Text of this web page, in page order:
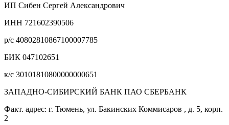
ИП Сибен Сергей Александрович
ИНН 721602390506
р/с 40802810867100007785
БИК 047102651
к/с 30101810800000000651
ЗАПАДНО-СИБИРСКИЙ БАНК ПАО СБЕРБАНК
Факт. адрес: г. Тюмень, ул. Бакинских Коммисаров , д. 5, корп.
2